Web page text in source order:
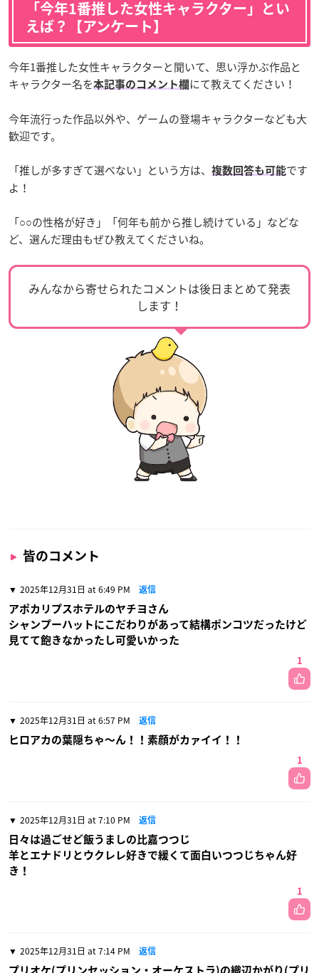
「今年1番推した女性キャラクター」とい
えば？【アンケート】
今年1番推した女性キャラクターと聞いて、思い浮かぶ作品と
キャラクター名を本記事のコメント欄 にて教えてください！
今年流行った作品以外や、ゲームの登場キャラクターなども大
歓迎です。
「推しが多すぎて選べない」という方は、 複数回答も可能です
よ！
「○○の性格が好き」「何年も前から推し続けている」などな
ど、選んだ理由もぜひ教えてくださいね。
みんなから寄せられたコメントは後日まとめて発表
します！
皆のコメント
2025年12月31日 at 6:49 PM 返信
アポカリプスホテルのヤチヨさん
シャンプーハットにこだわりがあって結構ポンコツだったけど
見てて飽きなかったし可愛いかった
1
2025年12月31日 at 6:57 PM 返信
ヒロアカの葉隠ちゃ〜ん！！素顔がカァイイ！！
1
2025年12月31日 at 7:10 PM 返信
日々は過ごせど飯うましの比嘉つつじ
羊とエナドリとウクレレ好きで緩くて面白いつつじちゃん好
き！
1
2025年12月31日 at 7:14 PM 返信
プリオケ(プリンセッション・オーケストラ)の織辺かがり(プリ